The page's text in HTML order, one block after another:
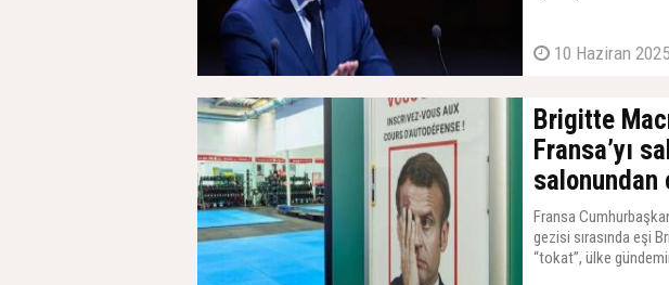
10 Haziran
Brigitte
Fransa’yı
salonundan
Fransa
gezisi sırasında eşi
“tokat”, ülke